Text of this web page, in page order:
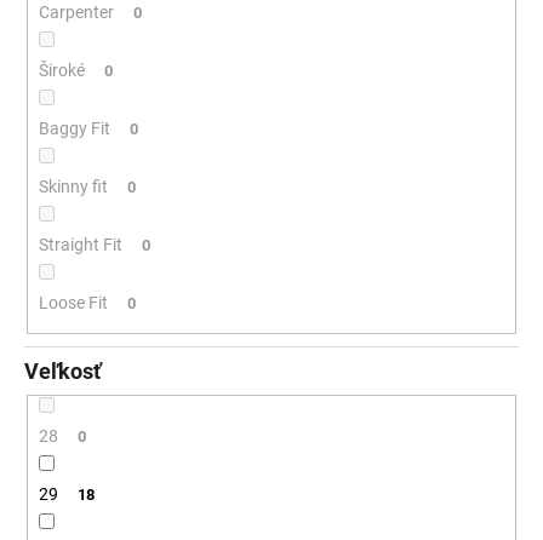
Carpenter 0
Široké 0
Baggy Fit 0
Skinny fit 0
Straight Fit 0
Loose Fit 0
Veľkosť
28 0
29 18